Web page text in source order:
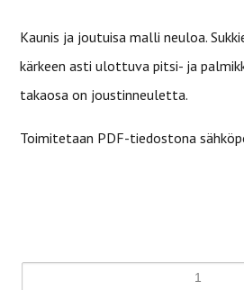
Kaunis ja joutuisa malli neuloa.
kärkeen asti ulottuva pitsi- ja
takaosa on joustinneuletta.
Toimitetaan PDF-tiedostona